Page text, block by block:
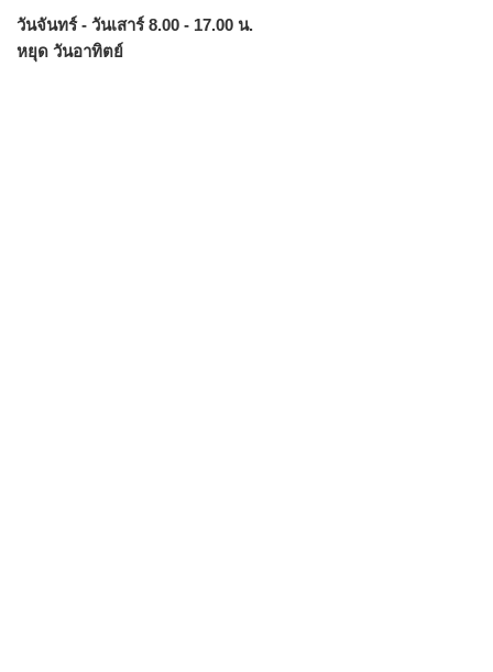
วันจันทร์ - วันเสาร์ 8.00 - 17.00 น.
หยุด วันอาทิตย์